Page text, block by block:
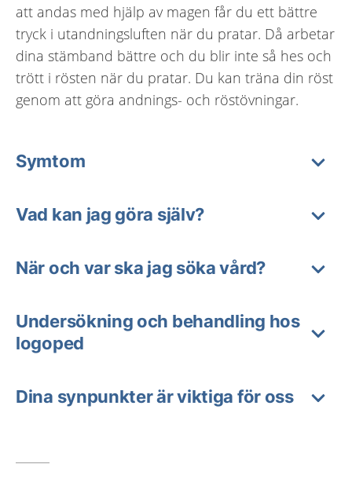
att andas med hjälp av magen får du ett bättre
tryck i utandningsluften när du pratar. Då arbetar
dina stämband bättre och du blir inte så hes och
trött i rösten när du pratar. Du kan träna din röst
genom att göra andnings- och röstövningar.
Symtom
Vad kan jag göra själv?
När och var ska jag söka vård?
Undersökning och behandling hos
logoped
Dina synpunkter är viktiga för oss